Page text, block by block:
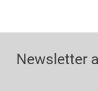
Newsletter